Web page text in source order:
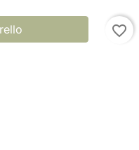
favorite_border